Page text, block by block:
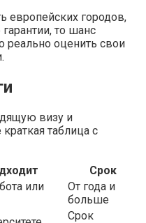
европейских городов,
то шанс
реально оценить свои
визу и
таблица с
Срок
или
От года и
больше
Срок